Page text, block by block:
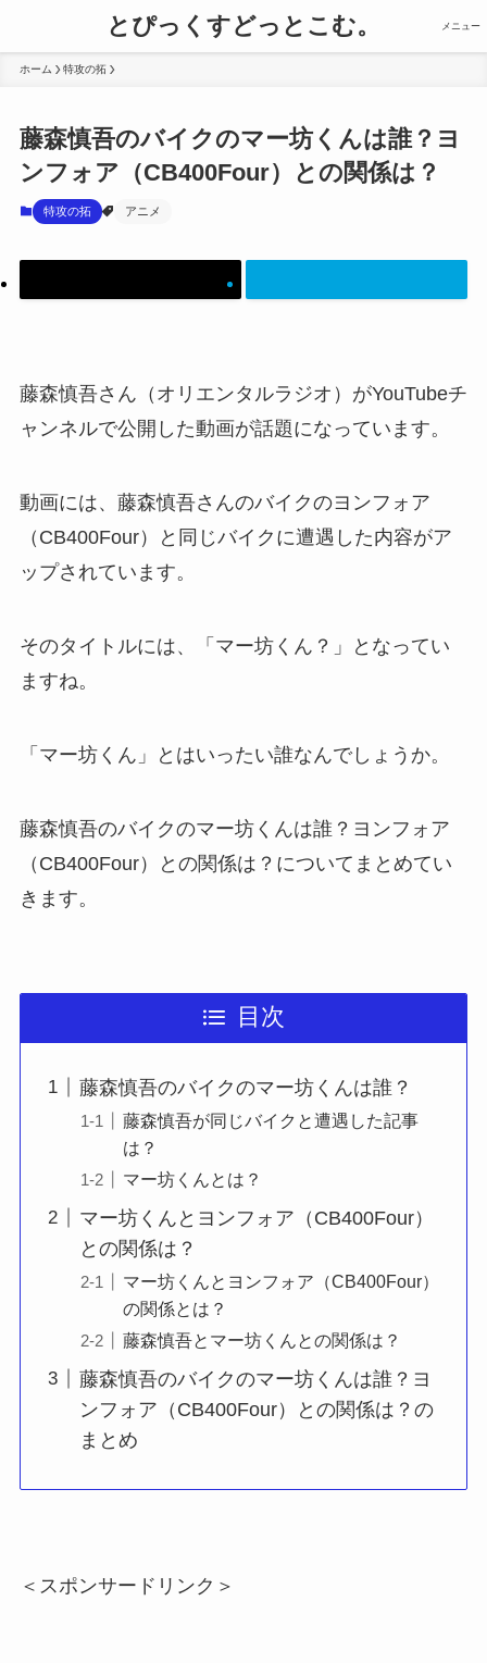
とぴっくすどっとこむ。 メニュー
ホーム 特攻の拓
藤森慎吾のバイクのマー坊くんは誰？ヨ
ンフォア（CB400Four）との関係は？
特攻の拓 アニメ
藤森慎吾さん（オリエンタルラジオ）がYouTubeチ
ャンネルで公開した動画が話題になっています。
動画には、藤森慎吾さんのバイクのヨンフォア
（CB400Four）と同じバイクに遭遇した内容がア
ップされています。
そのタイトルには、「マー坊くん？」となってい
ますね。
「マー坊くん」とはいったい誰なんでしょうか。
藤森慎吾のバイクのマー坊くんは誰？ヨンフォア
（CB400Four）との関係は？についてまとめてい
きます。
目次
藤森慎吾のバイクのマー坊くんは誰？
藤森慎吾が同じバイクと遭遇した記事
は？
マー坊くんとは？
マー坊くんとヨンフォア（CB400Four）
との関係は？
マー坊くんとヨンフォア（CB400Four）
の関係とは？
藤森慎吾とマー坊くんとの関係は？
藤森慎吾のバイクのマー坊くんは誰？ヨ
ンフォア（CB400Four）との関係は？の
まとめ
＜スポンサードリンク＞